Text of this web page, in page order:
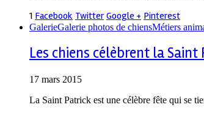
1 Facebook Twitter Google + Pinterest
GalerieGalerie photos de chiensMétiers
Les chiens célèbrent la Saint
17 mars 2015
La Saint Patrick est une célèbre fête qui se